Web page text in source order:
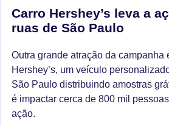
Carro Hershey’s leva a
ruas de São Paulo
Outra grande atração da campanha
Hershey’s, um veículo
São Paulo distribuindo amostras
é impactar cerca de 800 mil
ação.